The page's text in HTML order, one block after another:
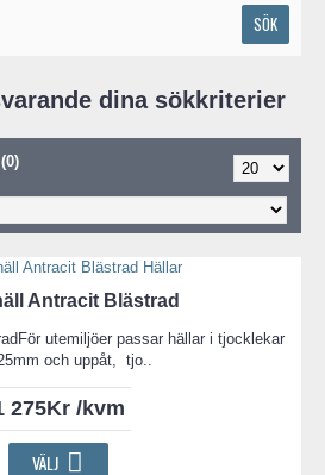
dina sökkriterier
Antracit Blästrad
utemiljöer passar hällar i tjocklekar
och uppåt, tjo..
275Kr /kvm
VÄLJ